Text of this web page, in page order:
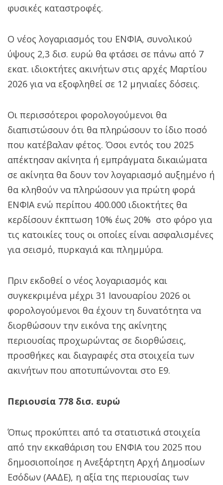
φυσικές καταστροφές.
Ο νέος λογαριασμός του ΕΝΦΙΑ, συνολικού
ύψους 2,3 δισ. ευρώ θα φτάσει σε πάνω από 7
εκατ. ιδιοκτήτες ακινήτων στις αρχές Μαρτίου
2026 για να εξοφληθεί σε 12 μηνιαίες δόσεις.
Οι περισσότεροι φορολογούμενοι θα
διαπιστώσουν ότι θα πληρώσουν το ίδιο ποσό
που κατέβαλαν φέτος. Όσοι εντός του 2025
απέκτησαν ακίνητα ή εμπράγματα δικαιώματα
σε ακίνητα θα δουν τον λογαριασμό αυξημένο ή
θα κληθούν να πληρώσουν για πρώτη φορά
ΕΝΦΙΑ ενώ περίπου 400.000 ιδιοκτήτες θα
κερδίσουν έκπτωση 10% έως 20% στο φόρο για
τις κατοικίες τους οι οποίες είναι ασφαλισμένες
για σεισμό, πυρκαγιά και πλημμύρα.
Πριν εκδοθεί ο νέος λογαριασμός και
συγκεκριμένα μέχρι 31 Ιανουαρίου 2026 οι
φορολογούμενοι θα έχουν τη δυνατότητα να
διορθώσουν την εικόνα της ακίνητης
περιουσίας προχωρώντας σε διορθώσεις,
προσθήκες και διαγραφές στα στοιχεία των
ακινήτων που αποτυπώνονται στο Ε9.
Περιουσία 778 δισ. ευρώ
Όπως προκύπτει από τα στατιστικά στοιχεία
από την εκκαθάριση του ΕΝΦΙΑ του 2025 που
δημοσιοποίησε η Ανεξάρτητη Αρχή Δημοσίων
Εσόδων (ΑΑΔΕ), η αξία της περιουσίας των